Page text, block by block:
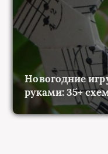
Новогодние
руками: 35+